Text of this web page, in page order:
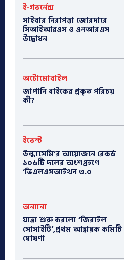
ই-গভর্নেন্স
সাইবার নিরাপত্তা জোরদারে
সিআইআরএস ও এনআরএস
উদ্বোধন
অটোমোবাইল
​জাপানি বাইকের প্রকৃত পরিচয়
কী?
ইভেন্ট
উল্কাসেমি’র আয়োজনে রেকর্ড
১০৬টি দলের অংশগ্রহণে
‘ভিএলএসআইথন ৩.০
অন্যান্য
যাত্রা শুরু করলো ‘জিরাইল
সোসাইটি’,প্রথম আহ্বায়ক কমিটি
ঘোষণা